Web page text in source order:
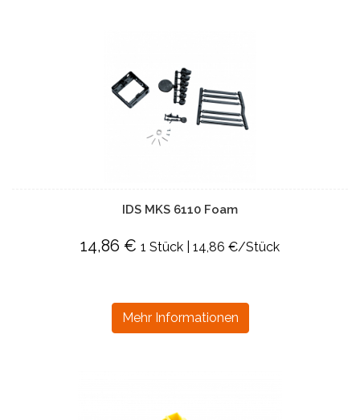
IDS MKS 6110 Foam
14,86 € 1 Stück | 14,86 €/Stück
Mehr Informationen